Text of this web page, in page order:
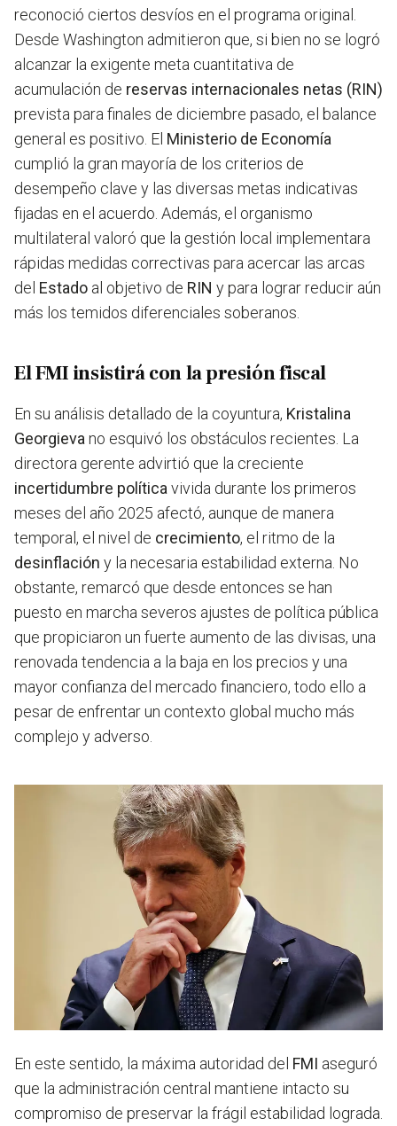
reconoció ciertos desvíos en el programa original.
Desde Washington admitieron que, si bien no se logró
alcanzar la exigente meta cuantitativa de
acumulación de reservas internacionales netas (RIN)
prevista para finales de diciembre pasado, el balance
general es positivo. El Ministerio de Economía
cumplió la gran mayoría de los criterios de
desempeño clave y las diversas metas indicativas
fijadas en el acuerdo. Además, el organismo
multilateral valoró que la gestión local implementara
rápidas medidas correctivas para acercar las arcas
del Estado al objetivo de RIN y para lograr reducir aún
más los temidos diferenciales soberanos.
El FMI insistirá con la presión fiscal
En su análisis detallado de la coyuntura, Kristalina
Georgieva no esquivó los obstáculos recientes. La
directora gerente advirtió que la creciente
incertidumbre política vivida durante los primeros
meses del año 2025 afectó, aunque de manera
temporal, el nivel de crecimiento, el ritmo de la
desinflación y la necesaria estabilidad externa. No
obstante, remarcó que desde entonces se han
puesto en marcha severos ajustes de política pública
que propiciaron un fuerte aumento de las divisas, una
renovada tendencia a la baja en los precios y una
mayor confianza del mercado financiero, todo ello a
pesar de enfrentar un contexto global mucho más
complejo y adverso.
En este sentido, la máxima autoridad del FMI aseguró
que la administración central mantiene intacto su
compromiso de preservar la frágil estabilidad lograda.